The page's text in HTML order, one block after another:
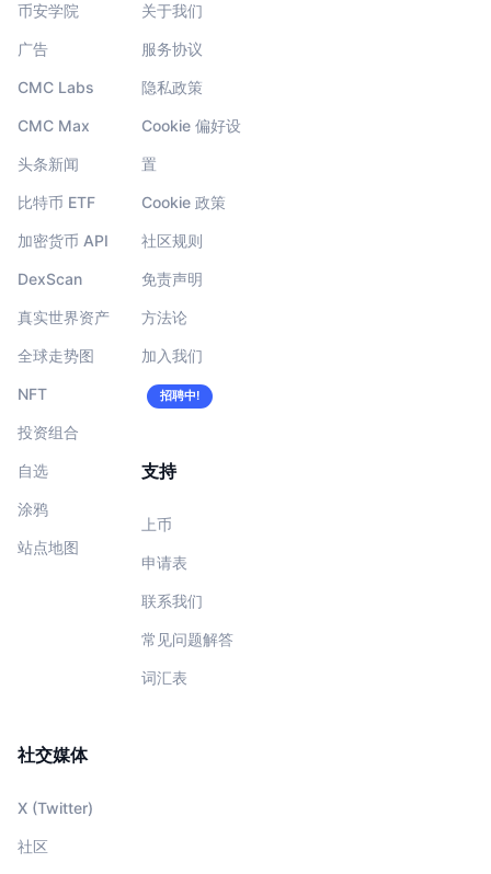
币安学院
广告
CMC Labs
CMC Max
头条新闻
比特币 ETF
加密货币 API
DexScan
真实世界资产
全球走势图
NFT
投资组合
自选
涂鸦
站点地图
关于我们
服务协议
隐私政策
Cookie 偏好设
置
Cookie 政策
社区规则
免责声明
方法论
加入我们
招聘中!
支持
上币
申请表
联系我们
常见问题解答
词汇表
社交媒体
X (Twitter)
社区